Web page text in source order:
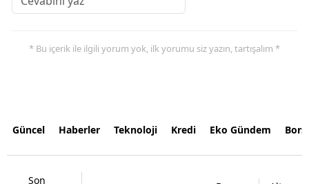
* Bu içerik ile ilgili yorum yok, ilk yorumu siz yazın, tartışalım *
Güncel Haberler Teknoloji Kredi Eko Gündem
Son